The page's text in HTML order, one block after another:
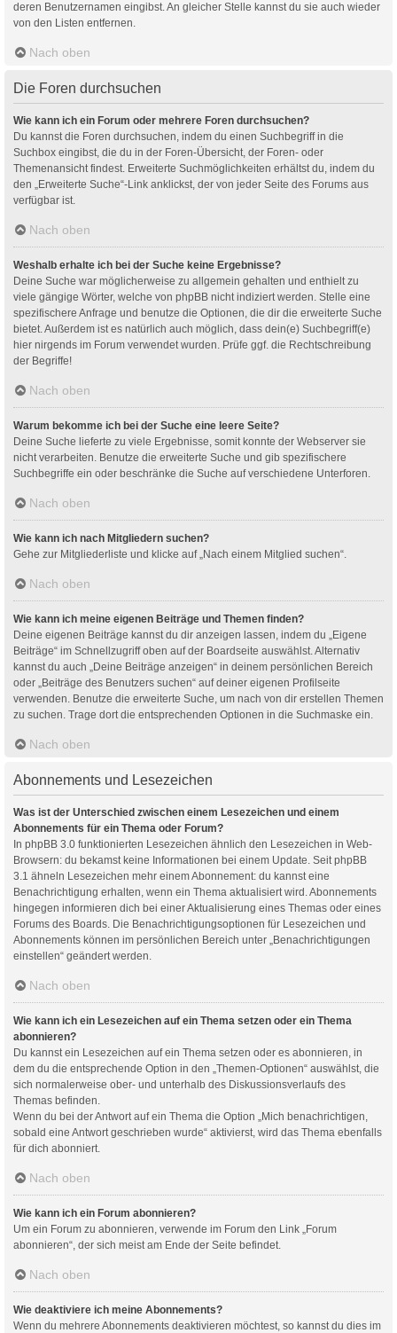
deren Benutzernamen eingibst. An gleicher Stelle kannst du sie auch wieder
von den Listen entfernen.
Nach oben
Die Foren durchsuchen
Wie kann ich ein Forum oder mehrere Foren durchsuchen?
Du kannst die Foren durchsuchen, indem du einen Suchbegriff in die
Suchbox eingibst, die du in der Foren-Übersicht, der Foren- oder
Themenansicht findest. Erweiterte Suchmöglichkeiten erhältst du, indem du
den „Erweiterte Suche“-Link anklickst, der von jeder Seite des Forums aus
verfügbar ist.
Nach oben
Weshalb erhalte ich bei der Suche keine Ergebnisse?
Deine Suche war möglicherweise zu allgemein gehalten und enthielt zu
viele gängige Wörter, welche von phpBB nicht indiziert werden. Stelle eine
spezifischere Anfrage und benutze die Optionen, die dir die erweiterte Suche
bietet. Außerdem ist es natürlich auch möglich, dass dein(e) Suchbegriff(e)
hier nirgends im Forum verwendet wurden. Prüfe ggf. die Rechtschreibung
der Begriffe!
Nach oben
Warum bekomme ich bei der Suche eine leere Seite?
Deine Suche lieferte zu viele Ergebnisse, somit konnte der Webserver sie
nicht verarbeiten. Benutze die erweiterte Suche und gib spezifischere
Suchbegriffe ein oder beschränke die Suche auf verschiedene Unterforen.
Nach oben
Wie kann ich nach Mitgliedern suchen?
Gehe zur Mitgliederliste und klicke auf „Nach einem Mitglied suchen“.
Nach oben
Wie kann ich meine eigenen Beiträge und Themen finden?
Deine eigenen Beiträge kannst du dir anzeigen lassen, indem du „Eigene
Beiträge“ im Schnellzugriff oben auf der Boardseite auswählst. Alternativ
kannst du auch „Deine Beiträge anzeigen“ in deinem persönlichen Bereich
oder „Beiträge des Benutzers suchen“ auf deiner eigenen Profilseite
verwenden. Benutze die erweiterte Suche, um nach von dir erstellen Themen
zu suchen. Trage dort die entsprechenden Optionen in die Suchmaske ein.
Nach oben
Abonnements und Lesezeichen
Was ist der Unterschied zwischen einem Lesezeichen und einem
Abonnements für ein Thema oder Forum?
In phpBB 3.0 funktionierten Lesezeichen ähnlich den Lesezeichen in Web-
Browsern: du bekamst keine Informationen bei einem Update. Seit phpBB
3.1 ähneln Lesezeichen mehr einem Abonnement: du kannst eine
Benachrichtigung erhalten, wenn ein Thema aktualisiert wird. Abonnements
hingegen informieren dich bei einer Aktualisierung eines Themas oder eines
Forums des Boards. Die Benachrichtigungsoptionen für Lesezeichen und
Abonnements können im persönlichen Bereich unter „Benachrichtigungen
einstellen“ geändert werden.
Nach oben
Wie kann ich ein Lesezeichen auf ein Thema setzen oder ein Thema
abonnieren?
Du kannst ein Lesezeichen auf ein Thema setzen oder es abonnieren, in
dem du die entsprechende Option in den „Themen-Optionen“ auswählst, die
sich normalerweise ober- und unterhalb des Diskussionsverlaufs des
Themas befinden.
Wenn du bei der Antwort auf ein Thema die Option „Mich benachrichtigen,
sobald eine Antwort geschrieben wurde“ aktivierst, wird das Thema ebenfalls
für dich abonniert.
Nach oben
Wie kann ich ein Forum abonnieren?
Um ein Forum zu abonnieren, verwende im Forum den Link „Forum
abonnieren“, der sich meist am Ende der Seite befindet.
Nach oben
Wie deaktiviere ich meine Abonnements?
Wenn du mehrere Abonnements deaktivieren möchtest, so kannst du dies im